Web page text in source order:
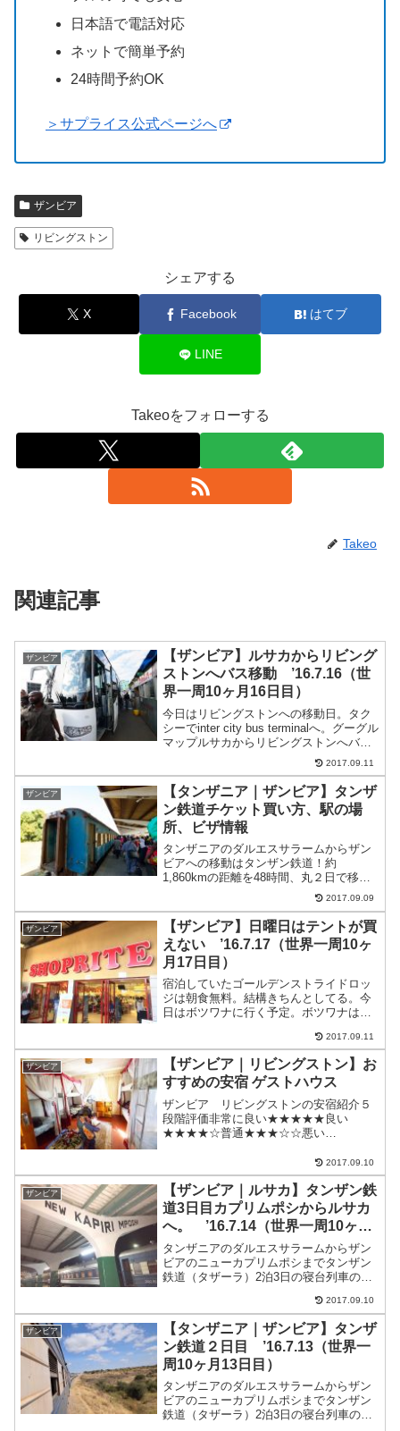
日本語で電話対応
ネットで簡単予約
24時間予約OK
＞サプライス公式ページへ
ザンビア
リビングストン
シェアする
X Facebook はてブ
LINE
Takeoをフォローする
Takeo
関連記事
ザンビア
【ザンビア】ルサカからリビング
ストンへバス移動 ’16.7.16（世
界一周10ヶ月16日目）
今日はリビングストンへの移動日。タク
シーでinter city bus terminalへ。グーグル
マップルサカからリビングストンへバス
移動タクシーがおすすめしてくれたマザ
ンドゥ ファミリーバス（Mazhandu
Family Bus）へ行...
2017.09.11
ザンビア
【タンザニア｜ザンビア】タンザ
ン鉄道チケット買い方、駅の場
所、ビザ情報
タンザニアのダルエスサラームからザン
ビアへの移動はタンザン鉄道！約
1,860kmの距離を48時間、丸２日で移動
します。寝台列車なので結構快適。タン
ザン鉄道列車詳細タンザン鉄道タンザニ
ア出発火曜日と金曜日火曜日は古いタイ
プの鈍行電源なし金曜日...
2017.09.09
ザンビア
【ザンビア】日曜日はテントが買
えない ’16.7.17（世界一周10ヶ
月17日目）
宿泊していたゴールデンストライドロッ
ジは朝食無料。結構きちんとしてる。今
日はボツワナに行く予定。ボツワナは宿
ことに。タクシーでショッピングモール
へ12.5クワチャ（約125円）まずは、スー
パーへ。結構キャ...
2017.09.11
ザンビア
【ザンビア｜リビングストン】お
すすめの安宿 ゲストハウス
ザンビア リビングストンの安宿紹介５
段階評価非常に良い★★★★★良い
★★★★☆普通★★★☆☆悪い
デンストライズロッジGolden Strides
Lodgeゴールデンストライズロッジ
Golden Stri...
2017.09.10
ザンビア
【ザンビア｜ルサカ】タンザン鉄
道3日目カプリムポシからルサカ
へ。 ’16.7.14（世界一周10ヶ月
14日目）
タンザニアのダルエスサラームからザン
ビアのニューカプリムポシまでタンザン
鉄道（タザーラ）2泊3日の寝台列車の旅3
は国境で両替屋が来ていた。朝食20クワ
チャ昼はチキン25クワチャタンザン鉄道
終着駅ニューカプ...
2017.09.10
ザンビア
【タンザニア｜ザンビア】タンザ
ン鉄道２日目 ’16.7.13（世界一
周10ヶ月13日目）
タンザニアのダルエスサラームからザン
ビアのニューカプリムポシまでタンザン
鉄道（タザーラ）2泊3日の寝台列車の旅